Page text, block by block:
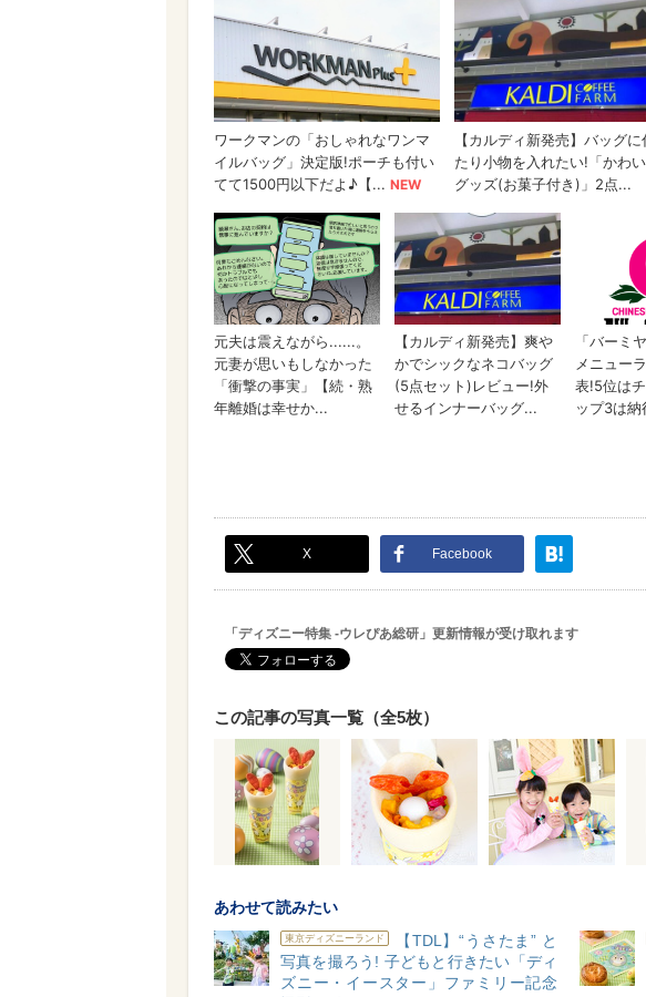
X Facebook
「ディズニー特集 -ウレぴあ総研」更新情報が受け取れます
この記事の写真一覧（全5枚）
あわせて読みたい
東京ディズニーランド
【TDL】“うさたま” と
写真を撮ろう! 子どもと行きたい「ディ
ズニー・イースター」ファミリー記念